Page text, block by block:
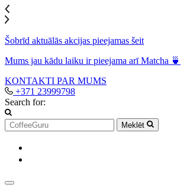
Šobrīd aktuālās akcijas pieejamas šeit
Mums jau kādu laiku ir pieejama arī Matcha 🍵
KONTAKTI PAR MUMS
+371 23999798
Search for:
Meklēt